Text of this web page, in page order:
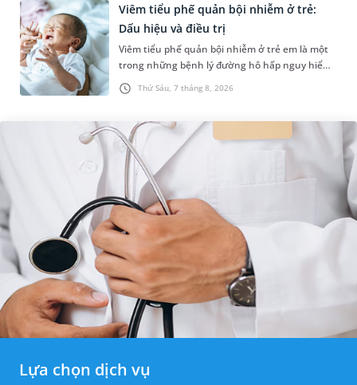
Thứ Sáu, 7 tháng 8, 2026
Viêm tiểu phế quản bội nhiễm ở trẻ:
Dấu hiệu và điều trị
Viêm tiểu phế quản bội nhiễm ở trẻ em là một
trong những bệnh lý đường hô hấp nguy hiểm,
thường bùng phát vào thời điểm giao mùa. Khi
những tổn thương ban đầ...
Lựa chọn dịch vụ